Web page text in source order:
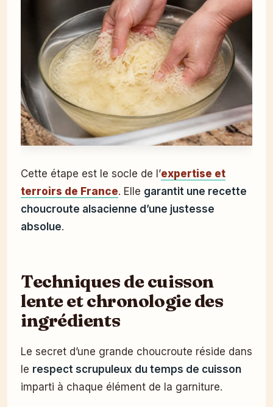
Cette étape est le socle de l’expertise et
terroirs de France. Elle garantit une recette
choucroute alsacienne d’une justesse
absolue.
Techniques de cuisson
lente et chronologie des
ingrédients
Le secret d’une grande choucroute réside dans
le respect scrupuleux du temps de cuisson
imparti à chaque élément de la garniture.